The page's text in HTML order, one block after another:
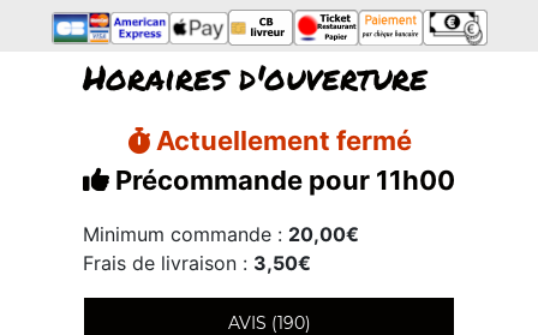
Horaires d'ouverture
Actuellement fermé
Précommande pour 11h00
Minimum commande : 20,00€
Frais de livraison : 3,50€
AVIS (190)